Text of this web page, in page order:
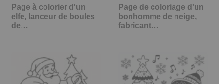
Page à colorier d'un
elfe, lanceur de boules
de…
Page de coloriage d'un
bonhomme de neige,
fabricant…